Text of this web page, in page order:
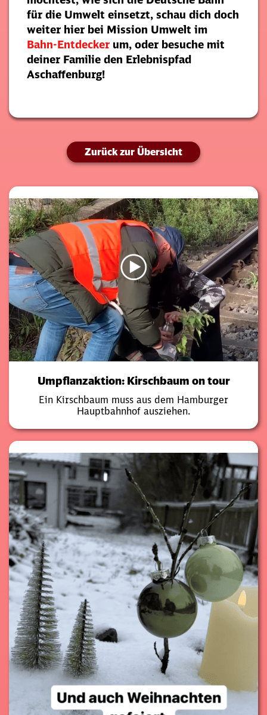
für die Umwelt einsetzt, schau dich doch
weiter hier bei Mission Umwelt im
Bahn-Entdecker um, oder besuche mit
deiner Familie den Erlebnispfad
Aschaffenburg!
Zurück zur Übersicht
Umpflanzaktion: Kirschbaum on tour
Ein Kirschbaum muss aus dem Hamburger
Hauptbahnhof ausziehen.